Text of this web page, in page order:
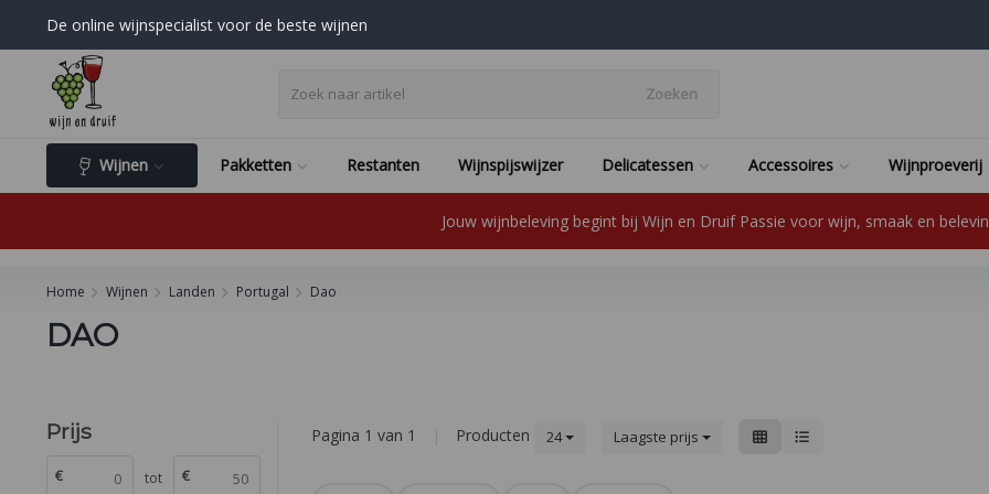
De online wijnspecialist voor de beste wijnen
Zoeken
Wijnen Pakketten Restanten Wijnspijswijzer Delicatessen Accessoires Wijnproeverij
Jouw wijnbeleving begint bij Wijn en Druif Passie voor wijn, smaak en
Home Wijnen Landen Portugal Dao
DAO
Prijs
€ tot €
Pagina 1 van 1 Producten 24 Laagste prijs